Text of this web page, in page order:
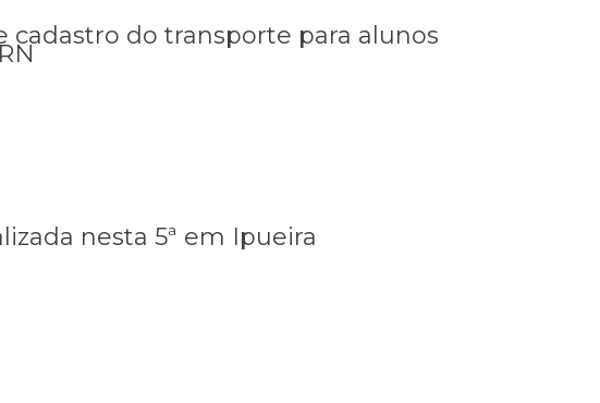
Localização
cadastro do transporte para alunos
nesta 5ª em Ipueira